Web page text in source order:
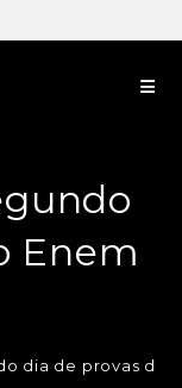
Enem
dia de provas do